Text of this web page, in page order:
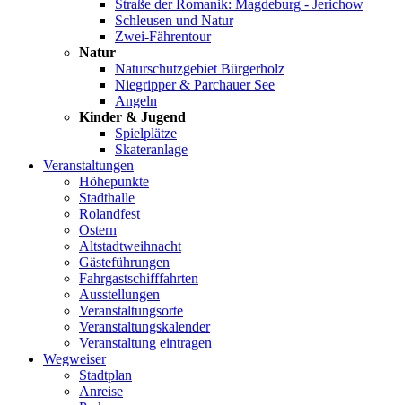
Straße der Romanik: Magdeburg - Jerichow
Schleusen und Natur
Zwei-Fährentour
Natur
Naturschutzgebiet Bürgerholz
Niegripper & Parchauer See
Angeln
Kinder & Jugend
Spielplätze
Skateranlage
Veranstaltungen
Höhepunkte
Stadthalle
Rolandfest
Ostern
Altstadtweihnacht
Gästeführungen
Fahrgastschifffahrten
Ausstellungen
Veranstaltungsorte
Veranstaltungskalender
Veranstaltung eintragen
Wegweiser
Stadtplan
Anreise